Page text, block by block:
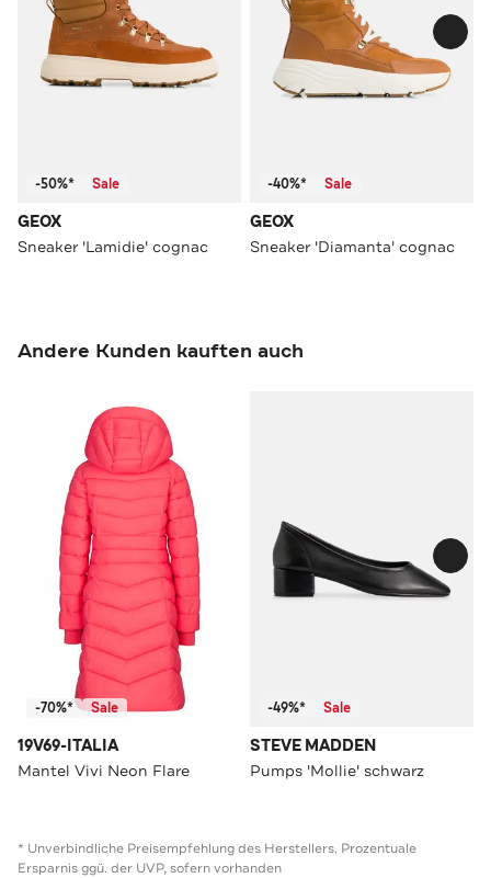
-50%* Sale
GEOX
Sneaker 'Lamidie' cognac
-40%* Sale
GEOX
Sneaker 'Diamanta' cognac
Andere Kunden kauften auch
-70%* Sale
19V69-ITALIA
Mantel Vivi Neon Flare
-49%* Sale
STEVE MADDEN
Pumps 'Mollie' schwarz
* Unverbindliche Preisempfehlung des Herstellers. Prozentuale
Ersparnis ggü. der UVP, sofern vorhanden